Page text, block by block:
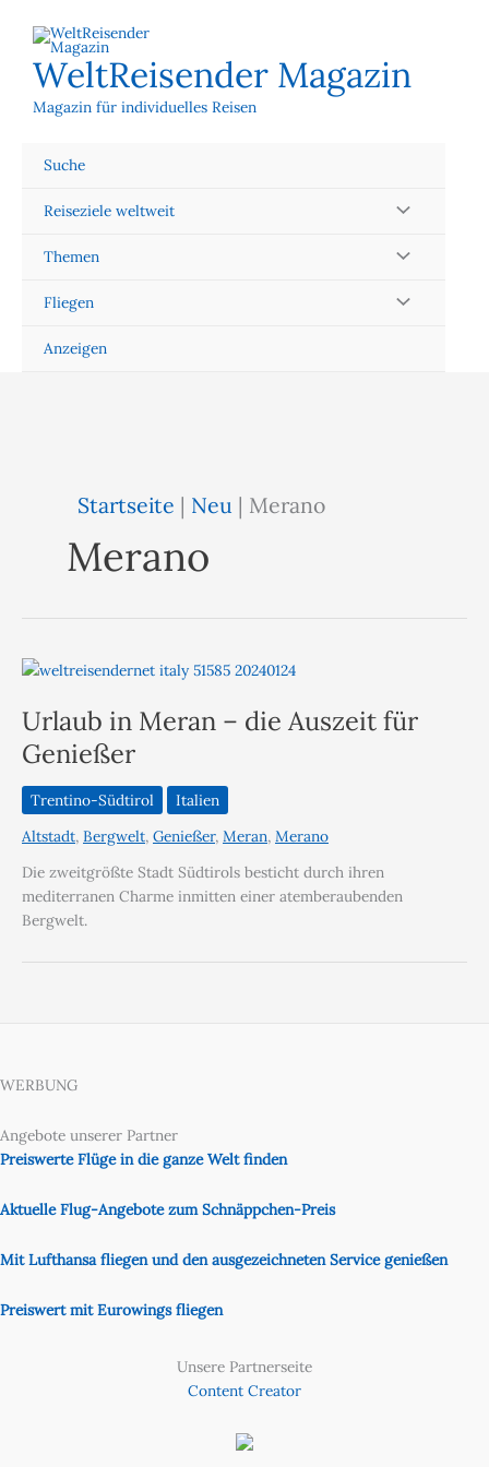
Inhalt
springenWeltReisender Magazin
Magazin für individuelles Reisen
Suche
Reiseziele weltweit
Themen
Fliegen
Anzeigen
Startseite | Neu | Merano
Merano
Urlaub in Meran – die Auszeit für
Genießer
Trentino-Südtirol
Italien
Altstadt, Bergwelt, Genießer, Meran, Merano
Die zweitgrößte Stadt Südtirols besticht durch ihren
mediterranen Charme inmitten einer atemberaubenden
Bergwelt.
WERBUNG
Angebote unserer Partner
Preiswerte Flüge in die ganze Welt finden
Aktuelle Flug-Angebote zum Schnäppchen-Preis
Mit Lufthansa fliegen und den ausgezeichneten Service genießen
Preiswert mit Eurowings fliegen
Unsere Partnerseite
Content Creator